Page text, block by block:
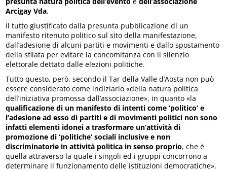
Arcigay Vda.
Il tutto giustificato dalla presunta pubblicazione di un
manifesto ritenuto politico sul sito della manifestazione,
dall’adesione di alcuni partiti e movimenti e dallo spostamento
della sfilata per evitare la concomitanza con il silenzio
elettorale dettato dalle elezioni politiche.
Tutto questo, però, secondo il Tar della Valle d’Aosta non può
essere considerato come indiziario «della natura politica
dell’iniziativa promossa dall’associazione», in quanto «la
qualificazione di un manifesto di intenti come ‘politico’ e
l’adesione ad esso di partiti e di movimenti politici non sono
infatti elementi idonei a trasformare un’attività di
promozione di ‘politiche’ sociali inclusive e non
discriminatorie in attività politica in senso proprio, che è
quella attraverso la quale i singoli ed i gruppi concorrono a
determinare il funzionamento delle istituzioni democratiche».